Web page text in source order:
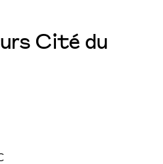
Cité du